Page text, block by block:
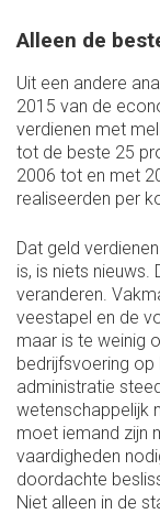
Alleen de
Uit een andere
2015 van de
verdienen met
tot de beste 25
2006 tot en met
realiseerden per
Dat geld
is, is niets
veranderen.
veestapel en de
maar is te weinig
bedrijfsvoering op
administratie
wetenschappelijk
moet iemand zijn
vaardigheden
doordachte
Niet alleen in de